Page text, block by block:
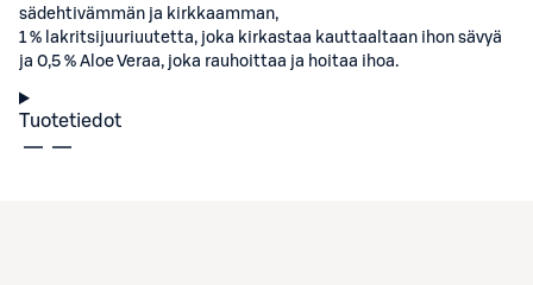
sädehtivämmän ja kirkkaamman,
1 % lakritsijuuriuutetta, joka kirkastaa kauttaaltaan ihon sävyä
ja 0,5 % Aloe Veraa, joka rauhoittaa ja hoitaa ihoa.
Tuotetiedot